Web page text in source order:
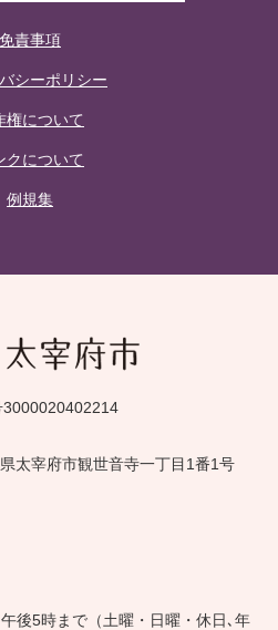
免責事項
シーポリシー
権について
クについて
例規集
3000020402214
太宰府市観世音寺一丁目1番1号
後5時まで（土曜・日曜・休日､年